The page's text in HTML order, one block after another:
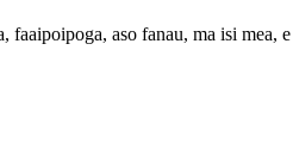
aso fanau, ma isi mea,